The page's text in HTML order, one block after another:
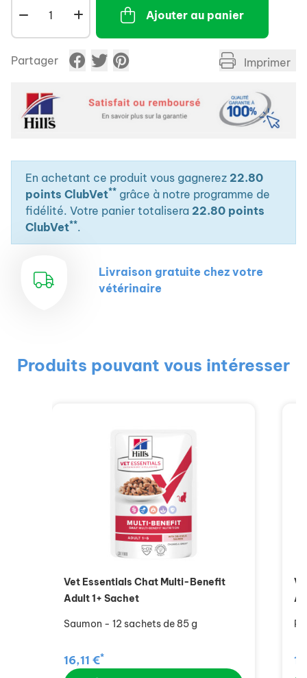
Ajouter au panier
Partager Imprimer
En achetant ce produit vous gagnerez 22.80
points ClubVet** grâce à notre programme de
fidélité. Votre panier totalisera 22.80 points
ClubVet**.
Livraison gratuite chez votre
vétérinaire
Produits pouvant vous intéresser
Vet Essentials Chat Multi-Benefit
Adult 1+ Sachet
Saumon - 12 sachets de 85 g
16,11 €*